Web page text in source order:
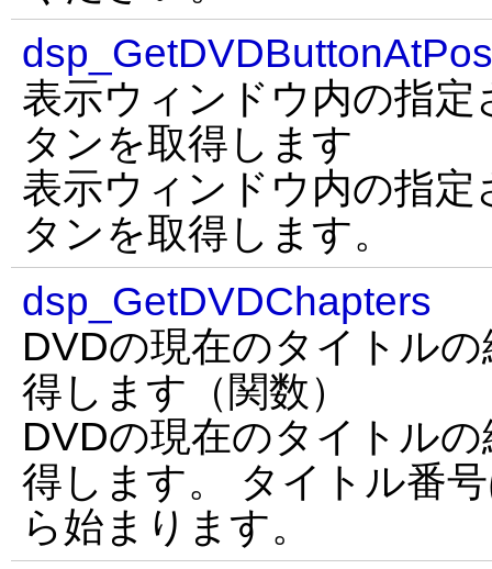
表示ウィンドウ内の指
タンを取得します
表示ウィンドウ内の指
タンを取得します。
dsp_GetDVDChapters
DVDの現在のタイトル
得します（関数）
DVDの現在のタイトル
得します。 タイトル番
ら始まります。